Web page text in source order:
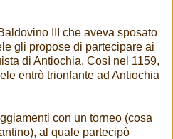
III che aveva sposato
gli propose di partecipare ai
di Antiochia. Così nel 1159,
entrò trionfante ad Antiochia
con un torneo (cosa
al quale partecipò